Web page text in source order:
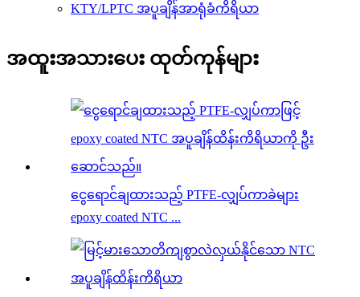
KTY/LPTC အပူချိန်အာရုံခံကိရိယာ
အထူးအသားပေး ထုတ်ကုန်များ
ငွေရောင်ချထားသည့် PTFE-လျှပ်ကာခဲများ
epoxy coated NTC ...